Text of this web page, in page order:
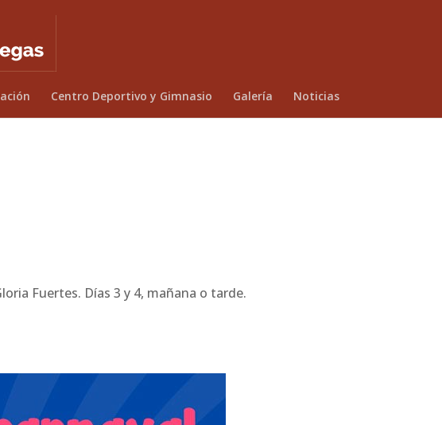
Centro Deportivo y Gimnasio Galería Noticias
Fuertes. Días 3 y 4, mañana o tarde.